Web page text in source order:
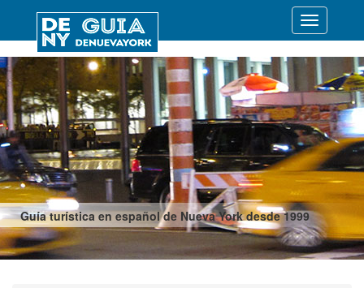
Guía turística en español de Nueva York desde 1999
Desplegar